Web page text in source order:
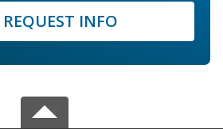
REQUEST INFO